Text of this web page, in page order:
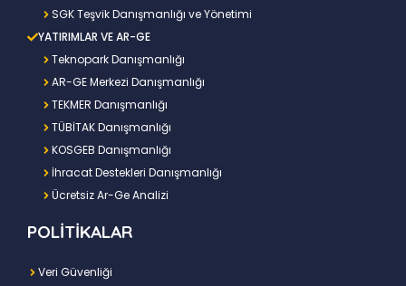
SGK Teşvik Danışmanlığı ve Yönetimi
YATIRIMLAR VE AR-GE
Teknopark Danışmanlığı
AR-GE Merkezi Danışmanlığı
TEKMER Danışmanlığı
TÜBİTAK Danışmanlığı
KOSGEB Danışmanlığı
İhracat Destekleri Danışmanlığı
Ücretsiz Ar-Ge Analizi
POLİTİKALAR
Veri Güvenliği